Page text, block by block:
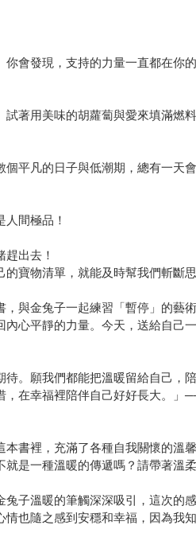
會發現，支持的力量一直都在你
著用美味的胡蘿蔔與愛來填滿燃
平凡的日子與低潮期，總有一天會
間極品！
出去！
寶物清單，就能及時幫我們斬斷思
與金兔子一起練習「暫停」的
心平靜的力量。今天，送給自己
待。願我們都能把溫暖留給自己
在幸福裡陪伴自己好好長大。」
本書裡，充滿了各種自我關懷的
是一種溫暖的傳遞嗎？請帶著
兔子溫暖的筆觸深深吸引，這次
也隨之感到安穩和幸福，因為